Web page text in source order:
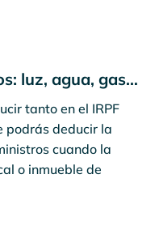
luz, agua, gas…
tanto en el IRPF
podrás deducir la
cuando la
o inmueble de